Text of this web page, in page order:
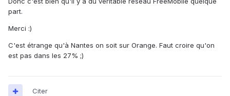
part.
Merci :)
C'est étrange qu'à Nantes on soit sur Orange. Faut croire qu'on
est pas dans les 27% ;)
Citer